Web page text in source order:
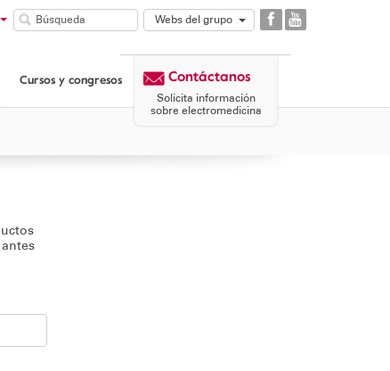
Webs del grupo
COMUNIDAD
GAES
CORPORATIVA
Cursos y congresos Contáctanos
Solicita información
sobre electromedicina